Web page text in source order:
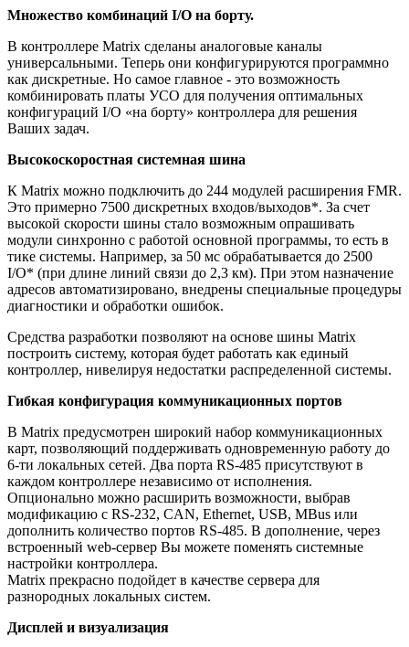
Множество комбинаций I/O на борту.
В контроллере Matrix сделаны аналоговые каналы
универсальными. Теперь они конфигурируются программно
как дискретные. Но самое главное - это возможность
комбинировать платы УСО для получения оптимальных
конфигураций I/O «на борту» контроллера для решения
Ваших задач.
Высокоскоростная системная шина
К Matrix можно подключить до 244 модулей расширения FMR.
Это примерно 7500 дискретных входов/выходов*. За счет
высокой скорости шины стало возможным опрашивать
модули синхронно с работой основной программы, то есть в
тике системы. Например, за 50 мс обрабатывается до 2500
I/O* (при длине линий связи до 2,3 км). При этом назначение
адресов автоматизировано, внедрены специальные процедуры
диагностики и обработки ошибок.
Средства разработки позволяют на основе шины Matrix
построить систему, которая будет работать как единый
контроллер, нивелируя недостатки распределенной системы.
Гибкая конфигурация коммуникационных портов
В Matrix предусмотрен широкий набор коммуникационных
карт, позволяющий поддерживать одновременную работу до
6-ти локальных сетей. Два порта RS-485 присутствуют в
каждом контроллере независимо от исполнения.
Опционально можно расширить возможности, выбрав
модификацию с RS-232, CAN, Ethernet, USB, MBus или
дополнить количество портов RS-485. В дополнение, через
встроенный web-сервер Вы можете поменять системные
настройки контроллера.
Matrix прекрасно подойдет в качестве сервера для
разнородных локальных систем.
Дисплей и визуализация